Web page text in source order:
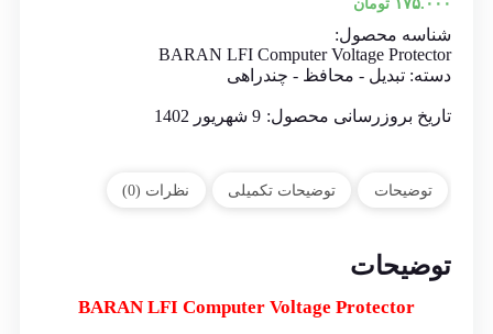
۱۷۵.۰۰۰ تومان
شناسه محصول:
BARAN LFI Computer Voltage Protector
دسته: تبدیل - محافظ - چندراهی
تاریخ بروزرسانی محصول: 9 شهریور 1402
توضیحات توضیحات تکمیلی نظرات (0)
توضیحات
BARAN LFI Computer Voltage Protector